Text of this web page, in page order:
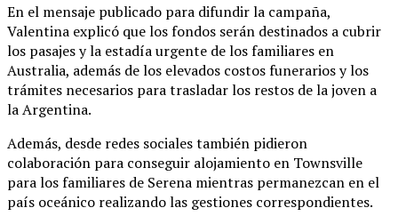
En el mensaje publicado para difundir la campaña,
Valentina explicó que los fondos serán destinados a cubrir
los pasajes y la estadía urgente de los familiares en
Australia, además de los elevados costos funerarios y los
trámites necesarios para trasladar los restos de la joven a
la Argentina.
Además, desde redes sociales también pidieron
colaboración para conseguir alojamiento en Townsville
para los familiares de Serena mientras permanezcan en el
país oceánico realizando las gestiones correspondientes.